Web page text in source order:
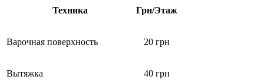
Техника Грн/Этаж
Варочная поверхность 20 грн
Вытяжка 40 грн